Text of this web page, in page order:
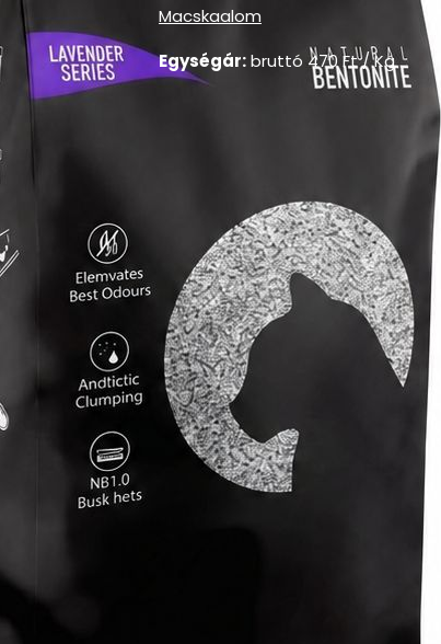
Macskaalom
Egységár:bruttó 470Ft/ Kg